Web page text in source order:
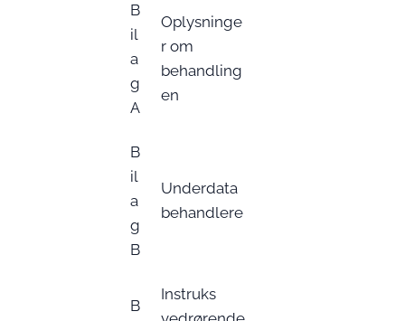
B
il
a
g
A
Oplysninge
r om
behandling
en
B
il
a
g
B
Underdata
behandlere
B
Instruks